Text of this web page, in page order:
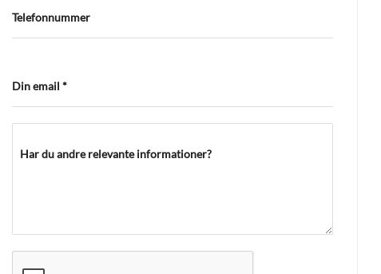
Telefonnummer
Din email *
Har du andre relevante informationer?